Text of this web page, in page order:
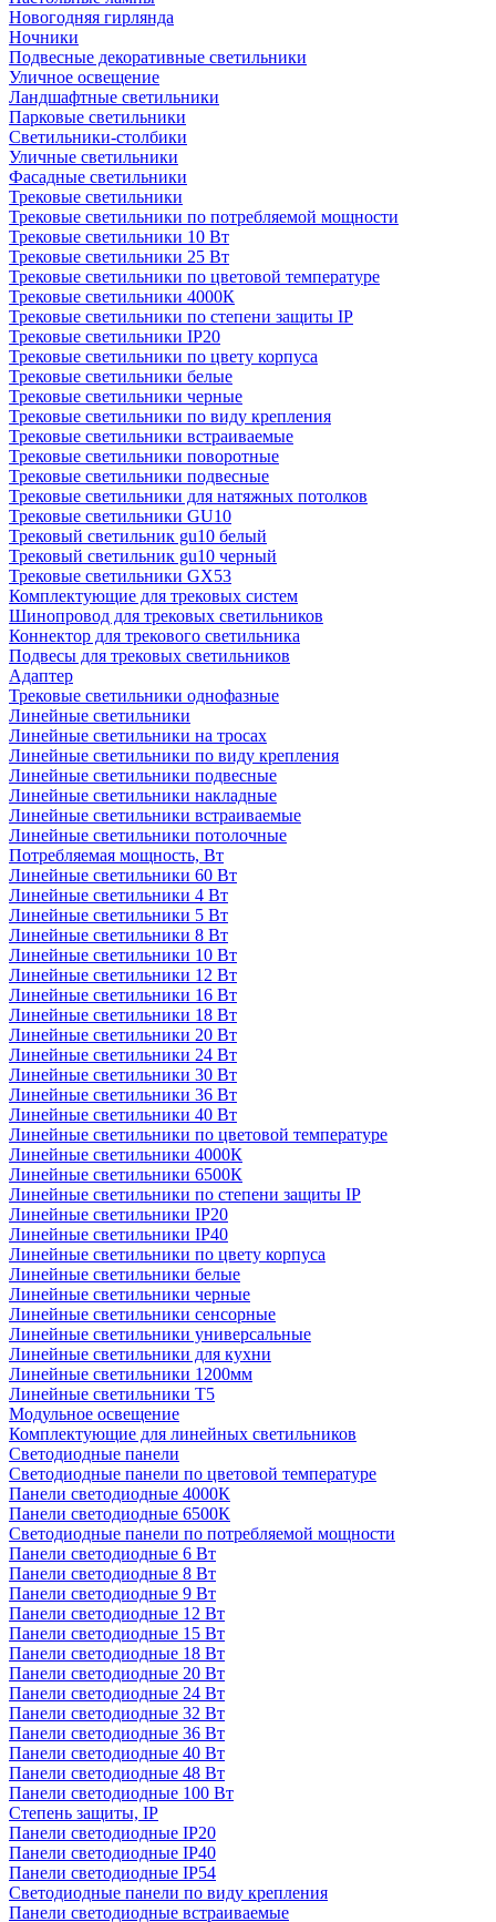
Новогодняя гирлянда
Ночники
Подвесные декоративные светильники
Уличное освещение
Ландшафтные светильники
Парковые светильники
Светильники-столбики
Уличные светильники
Фасадные светильники
Трековые светильники
Трековые светильники по потребляемой мощности
Трековые светильники 10 Вт
Трековые светильники 25 Вт
Трековые светильники по цветовой температуре
Трековые светильники 4000К
Трековые светильники по степени защиты IP
Трековые светильники IP20
Трековые светильники по цвету корпуса
Трековые светильники белые
Трековые светильники черные
Трековые светильники по виду крепления
Трековые светильники встраиваемые
Трековые светильники поворотные
Трековые светильники подвесные
Трековые светильники для натяжных потолков
Трековые светильники GU10
Трековый светильник gu10 белый
Трековый светильник gu10 черный
Трековые светильники GX53
Комплектующие для трековых систем
Шинопровод для трековых светильников
Коннектор для трекового светильника
Подвесы для трековых светильников
Адаптер
Трековые светильники однофазные
Линейные светильники
Линейные светильники на тросах
Линейные светильники по виду крепления
Линейные светильники подвесные
Линейные светильники накладные
Линейные светильники встраиваемые
Линейные светильники потолочные
Потребляемая мощность, Вт
Линейные светильники 60 Вт
Линейные светильники 4 Вт
Линейные светильники 5 Вт
Линейные светильники 8 Вт
Линейные светильники 10 Вт
Линейные светильники 12 Вт
Линейные светильники 16 Вт
Линейные светильники 18 Вт
Линейные светильники 20 Вт
Линейные светильники 24 Вт
Линейные светильники 30 Вт
Линейные светильники 36 Вт
Линейные светильники 40 Вт
Линейные светильники по цветовой температуре
Линейные светильники 4000К
Линейные светильники 6500К
Линейные светильники по степени защиты IP
Линейные светильники IP20
Линейные светильники IP40
Линейные светильники по цвету корпуса
Линейные светильники белые
Линейные светильники черные
Линейные светильники сенсорные
Линейные светильники универсальные
Линейные светильники для кухни
Линейные светильники 1200мм
Линейные светильники Т5
Модульное освещение
Комплектующие для линейных светильников
Светодиодные панели
Светодиодные панели по цветовой температуре
Панели светодиодные 4000К
Панели светодиодные 6500К
Светодиодные панели по потребляемой мощности
Панели светодиодные 6 Вт
Панели светодиодные 8 Вт
Панели светодиодные 9 Вт
Панели светодиодные 12 Вт
Панели светодиодные 15 Вт
Панели светодиодные 18 Вт
Панели светодиодные 20 Вт
Панели светодиодные 24 Вт
Панели светодиодные 32 Вт
Панели светодиодные 36 Вт
Панели светодиодные 40 Вт
Панели светодиодные 48 Вт
Панели светодиодные 100 Вт
Степень защиты, IP
Панели светодиодные IP20
Панели светодиодные IP40
Панели светодиодные IP54
Светодиодные панели по виду крепления
Панели светодиодные встраиваемые